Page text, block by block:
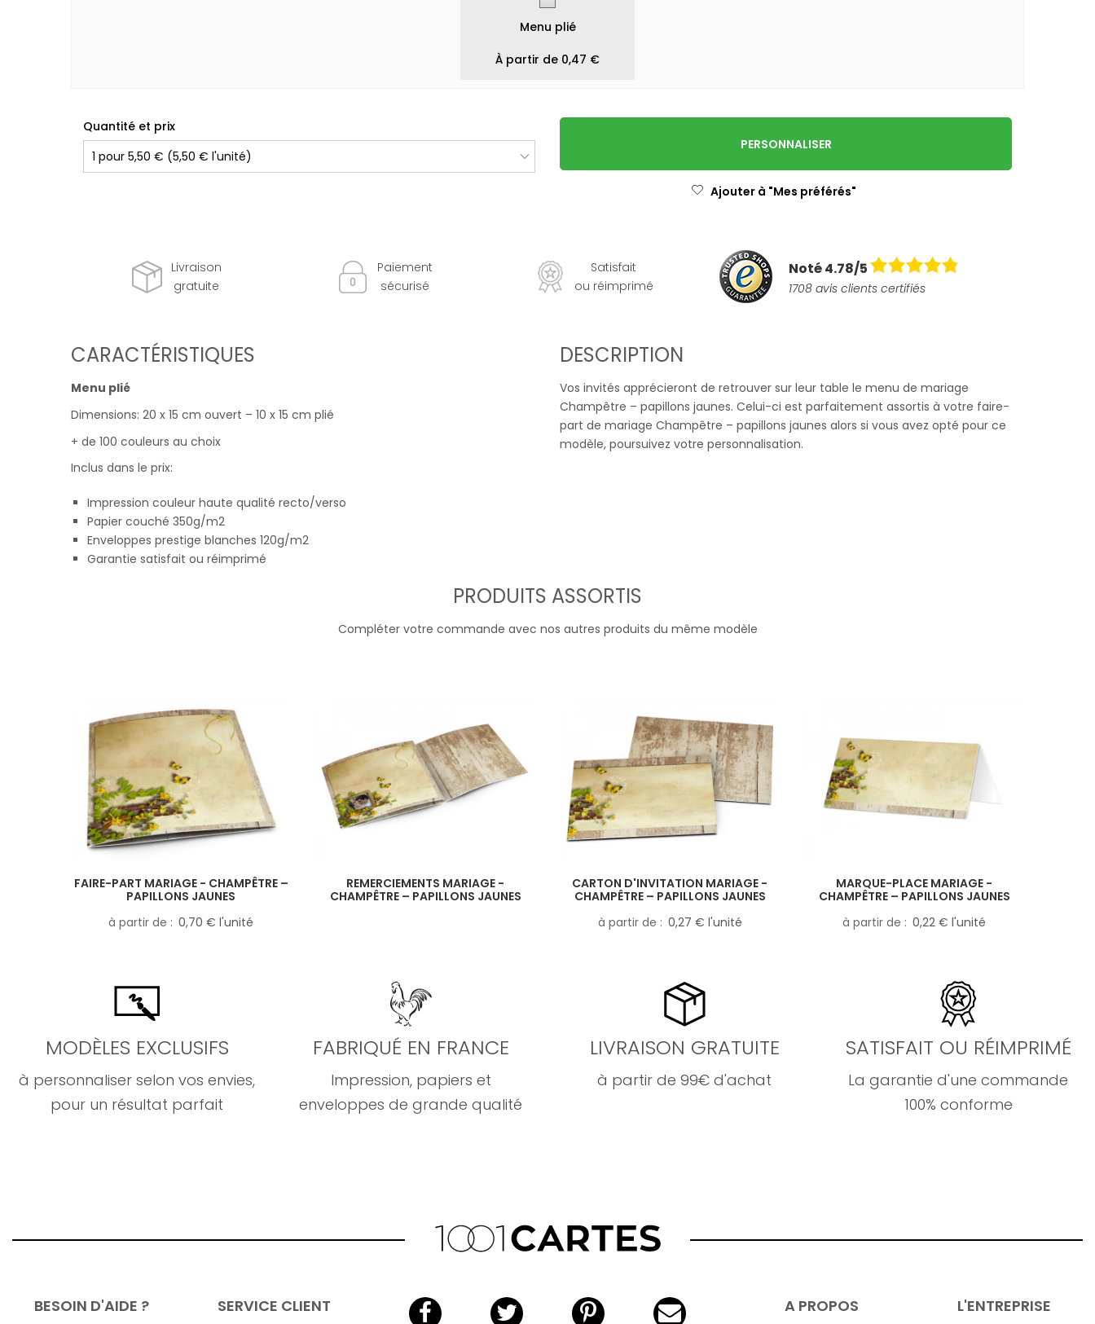
Menu plié
À partir de 0,47 €
Quantité et prix
PERSONNALISER
Ajouter à "Mes préférés"
Livraison
gratuite
Paiement
sécurisé
Satisfait
ou réimprimé
Noté 4.78/5
1708 avis clients certifiés
CARACTÉRISTIQUES
Menu plié
Dimensions: 20 x 15 cm ouvert – 10 x 15 cm plié
+ de 100 couleurs au choix
Inclus dans le prix:
Impression couleur haute qualité recto/verso
Papier couché 350g/m2
Enveloppes prestige blanches 120g/m2
Garantie satisfait ou réimprimé
DESCRIPTION
Vos invités apprécieront de retrouver sur leur table le menu de mariage
Champêtre – papillons jaunes. Celui-ci est parfaitement assortis à votre faire-
part de mariage Champêtre – papillons jaunes alors si vous avez opté pour ce
modèle, poursuivez votre personnalisation.
PRODUITS ASSORTIS
Compléter votre commande avec nos autres produits du même modèle
FAIRE-PART MARIAGE - CHAMPÊTRE –
PAPILLONS JAUNES
à partir de
0,70 € l'unité
REMERCIEMENTS MARIAGE -
CHAMPÊTRE – PAPILLONS JAUNES
CARTON D'INVITATION MARIAGE -
CHAMPÊTRE – PAPILLONS JAUNES
à partir de
0,27 € l'unité
MARQUE-PLACE MARIAGE -
CHAMPÊTRE – PAPILLONS JAUNES
à partir de
0,22 € l'unité
MODÈLES EXCLUSIFS
à personnaliser selon vos envies,
pour un résultat parfait
FABRIQUÉ EN FRANCE
Impression, papiers et
enveloppes de grande qualité
LIVRAISON GRATUITE
à partir de 99€ d'achat
SATISFAIT OU RÉIMPRIMÉ
La garantie d'une commande
100% conforme
BESOIN D'AIDE ? SERVICE CLIENT A PROPOS L'ENTREPRISE